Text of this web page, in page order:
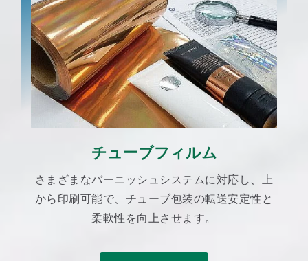
チューブフィルム
さまざまなバーニッシュシステムに対応し、上
から印刷可能で、チューブ包装の転送安定性と
柔軟性を向上させます。